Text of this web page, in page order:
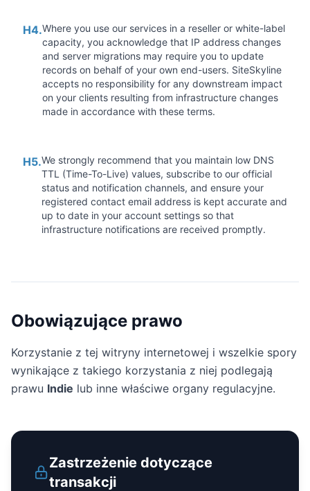
H4.Where you use our services in a reseller or white-label
capacity, you acknowledge that IP address changes
and server migrations may require you to update
records on behalf of your own end-users. SiteSkyline
accepts no responsibility for any downstream impact
on your clients resulting from infrastructure changes
made in accordance with these terms.
H5.We strongly recommend that you maintain low DNS
TTL (Time-To-Live) values, subscribe to our official
status and notification channels, and ensure your
registered contact email address is kept accurate and
up to date in your account settings so that
infrastructure notifications are received promptly.
Obowiązujące prawo
Korzystanie z tej witryny internetowej i wszelkie spory
wynikające z takiego korzystania z niej podlegają
prawu Indie lub inne właściwe organy regulacyjne.
Zastrzeżenie dotyczące
transakcji